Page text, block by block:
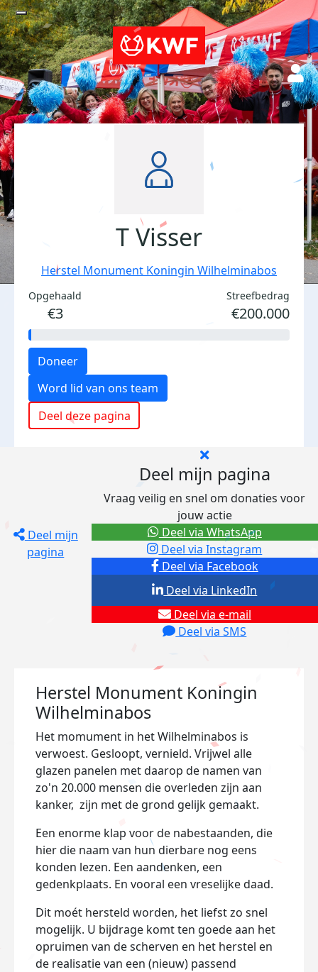
T Visser
Herstel Monument Koningin Wilhelminabos
Opgehaald
€3
Streefbedrag
€200.000
Doneer
Word lid van ons team
Deel deze pagina
Deel mijn
pagina
Deel mijn pagina
Vraag veilig en snel om donaties voor
jouw actie
Deel via Facebook
Deel via Instagram
Deel via e-mail
Deel via SMS
Deel via LinkedIn
Deel via WhatsApp
Herstel Monument Koningin
Wilhelminabos
Het momument in het Wilhelminabos is
verwoest. Gesloopt, vernield. Vrijwel alle
glazen panelen met daarop de namen van
zo'n 20.000 mensen die overleden zijn aan
kanker, zijn met de grond gelijk gemaakt.
Een enorme klap voor de nabestaanden, die
hier die naam van hun dierbare nog eens
konden lezen. Een aandenken, een
gedenkplaats. En vooral een vreselijke daad.
Dit moét hersteld worden, het liefst zo snel
mogelijk. U bijdrage komt ten goede aan het
opruimen van de scherven en het herstel en
de realisatie van een (nieuw) passend